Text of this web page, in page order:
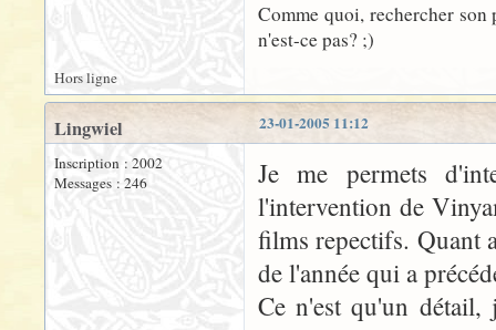
Comme quoi, rechercher son
n'est-ce pas? ;)
Hors ligne
23-01-2005 11:12
Lingwiel
Inscription : 2002
Messages : 246
Je me permets
l'intervention de
films repectifs. Quant
de l'année qui a
Ce n'est qu'un détail,